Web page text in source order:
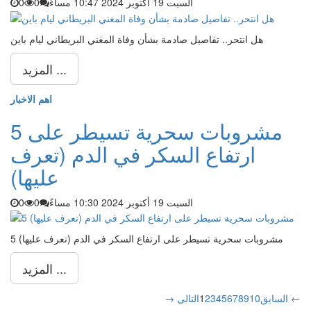
هل انتحر.. تفاصيل صادمة بشأن وفاة المغني البريطاني ليام باين
المزيد ...
اهم الاخبار
5 مشروبات سحرية تسيطر على
ارتفاع السكر في الدم (تعرف
عليها)
السبت 19 أكتوبر 2024 10:30 مساءً 0
0
5 مشروبات سحرية تسيطر على ارتفاع السكر في الدم (تعرف عليها)
المزيد ...
→ السابق 12345678910 التالى ←